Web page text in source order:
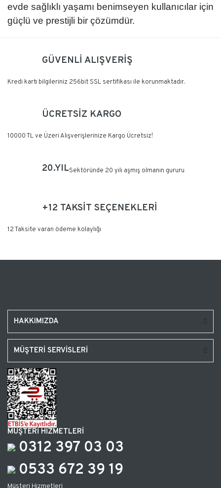
evde sağlıklı yaşamı benimseyen kullanıcılar için
güçlü ve prestijli bir çözümdür.
GÜVENLİ ALIŞVERİŞ
Kredi kartı bilgileriniz 256bit SSL sertifikası ile korunmaktadır.
ÜCRETSİZ KARGO
10000 TL ve Üzeri Alışverişlerinize Kargo Ücretsiz!
20.YILSektöründe 20 yılı aşmış olmanın gururu
+12 TAKSİT SEÇENEKLERİ
12 Taksite varan ödeme kolaylığı
HAKKIMIZDA
MÜŞTERİ SERVİSLERİ
MÜŞTERİ HİZMETLERİ
0312 397 03 03
0533 672 39 19
Müşteri Hizmetleri